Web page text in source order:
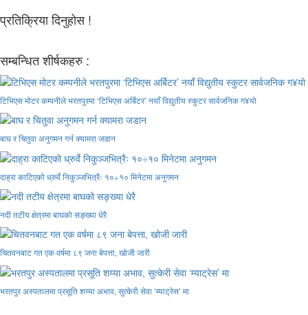
प्रतिक्रिया दिनुहोस !
सम्बन्धित शीर्षकहरु :
टिभिएस मोटर कम्पनीले भरतपुरमा ‘टिभिएस अर्बिटर’ नयाँ विद्युतीय स्कुटर सार्वजनिक ग¥यो
बाघ र चितुवा अनुगमन गर्न क्यामरा जडान
दाह्रा काटिएको ध्रुर्वे निकुञ्जभित्रैः १०÷१० मिनेटमा अनुगमन
नदी तटीय क्षेत्रमा बाघको सङ्ख्या धेरै
चितवनबाट गत एक वर्षमा ८९ जना बेपत्ता, खोजी जारी
भरतपुर अस्पतालमा प्रसूति शय्या अभाव, सुत्केरी सेवा ‘म्याट्रेस’ मा